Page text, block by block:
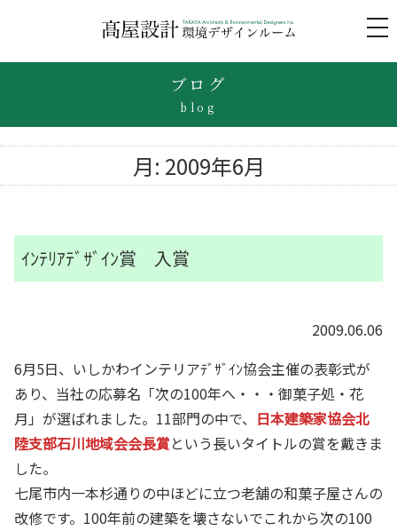
ブログ
blog
月: 2009年6月
ｲﾝﾃﾘｱﾃﾞｻﾞｲﾝ賞 入賞
2009.06.06
6月5日、いしかわインテリアﾃﾞｻﾞｲﾝ協会主催の表彰式が
あり、当社の応募名「次の100年へ・・・御菓子処・花
月」が選ばれました。11部門の中で、 日本建築家協会北
陸支部石川地域会会長賞という長いタイトルの賞を戴きま
した。
七尾市内一本杉通りの中ほどに立つ老舗の和菓子屋さんの
改修です。100年前の建築を壊さないでこれから次の100